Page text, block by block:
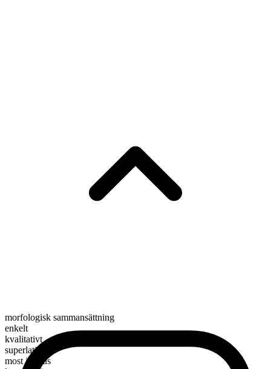
morfologisk sammansättning
enkelt
kvalitativt
superlativ
most joyous